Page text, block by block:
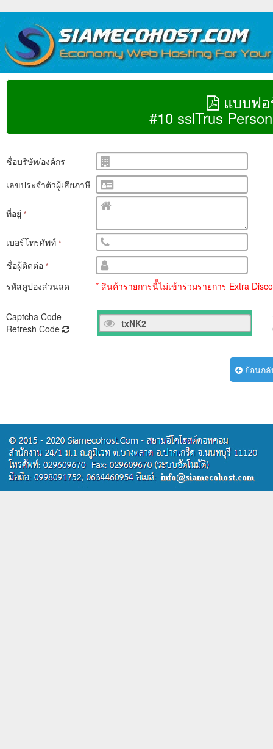
แบบฟอ
#10 sslTrus
ชื่อบริษัท/องค์กร
เลขประจำตัวผู้เสียภาษี
ที่อยู่ *
เบอร์โทรศัพท์ *
ชื่อผู้ติดต่อ *
รหัสคูปองส่วนลด * สินค้ารายการนี้้ไม่เข้าร่วมรายการ Extra
Captcha Code
Refresh Code
ย้อนก